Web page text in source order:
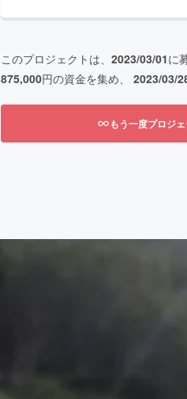
このプロジェクトは、 2023/03/01に
875,000円の資金を集め、 2023/03/
もう一度プロジ